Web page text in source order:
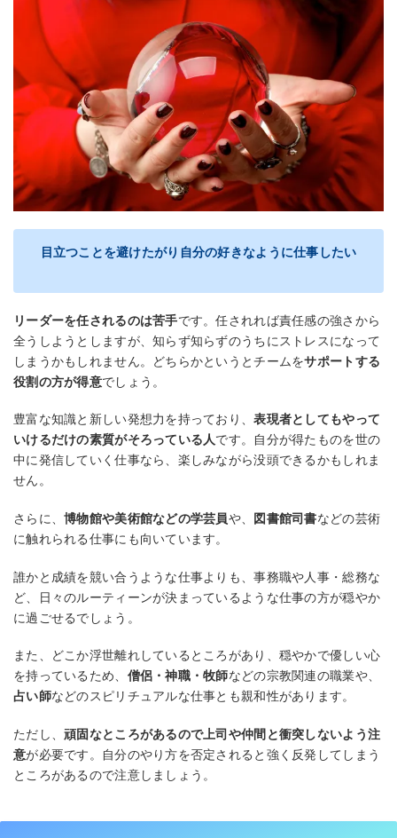
目立つことを避けたがり自分の好きなように仕事したい
リーダーを任されるのは苦手です。任されれば責任感の強さから
全うしようとしますが、知らず知らずのうちにストレスになって
しまうかもしれません。どちらかというとチームをサポートする
役割の方が得意でしょう。
豊富な知識と新しい発想力を持っており、表現者としてもやって
いけるだけの素質がそろっている人です。自分が得たものを世の
中に発信していく仕事なら、楽しみながら没頭できるかもしれま
せん。
さらに、博物館や美術館などの学芸員や、 図書館司書などの芸術
に触れられる仕事にも向いています。
誰かと成績を競い合うような仕事よりも、事務職や人事・総務な
ど、日々のルーティーンが決まっているような仕事の方が穏やか
に過ごせるでしょう。
また、どこか浮世離れしているところがあり、穏やかで優しい心
を持っているため、 僧侶・神職・牧師などの宗教関連の職業や、
占い師などのスピリチュアルな仕事とも親和性があります。
ただし、頑固なところがあるので上司や仲間と衝突しないよう注
意が必要です。自分のやり方を否定されると強く反発してしまう
ところがあるので注意しましょう。